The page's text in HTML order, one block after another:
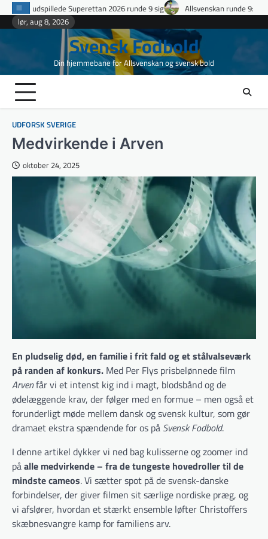
Skip2026 runde 9 sig
Allsvenskan runde 9: Sene afgørelser, et rødt kort i
lør, aug 8, 2026
Svensk Fodbold
Din hjemmebane for Allsvenskan og svensk bold
UDFORSK SVERIGE
Medvirkende i Arven
oktober 24, 2025
En pludselig død, en familie i frit fald og et stålvalseværk
på randen af konkurs. Med Per Flys prisbelønnede film
Arvenfår vi et intenst kig ind i magt, blodsbånd og de
ødelæggende krav, der følger med en formue – men også et
forunderligt møde mellem dansk og svensk kultur, som gør
dramaet ekstra spændende for os på Svensk Fodbold.
I denne artikel dykker vi ned bag kulisserne og zoomer ind
påalle medvirkende – fra de tungeste hovedroller til de
mindste cameos. Vi sætter spot på de svensk-danske
forbindelser, der giver filmen sit særlige nordiske præg, og
vi afslører, hvordan et stærkt ensemble løfter Christoffers
skæbnesvangre kamp for familiens arv.